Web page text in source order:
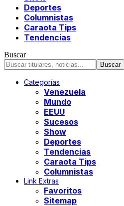
Deportes
Columnistas
Caraota Tips
Tendencias
Buscar
Categorías
Venezuela
Mundo
EEUU
Sucesos
Show
Deportes
Tendencias
Caraota Tips
Columnistas
Link Extras
Favoritos
Sitemap